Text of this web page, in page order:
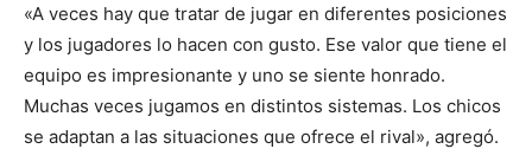
«A veces hay que tratar de jugar en diferentes posiciones
y los jugadores lo hacen con gusto. Ese valor que tiene el
equipo es impresionante y uno se siente honrado.
Muchas veces jugamos en distintos sistemas. Los chicos
se adaptan a las situaciones que ofrece el rival», agregó.